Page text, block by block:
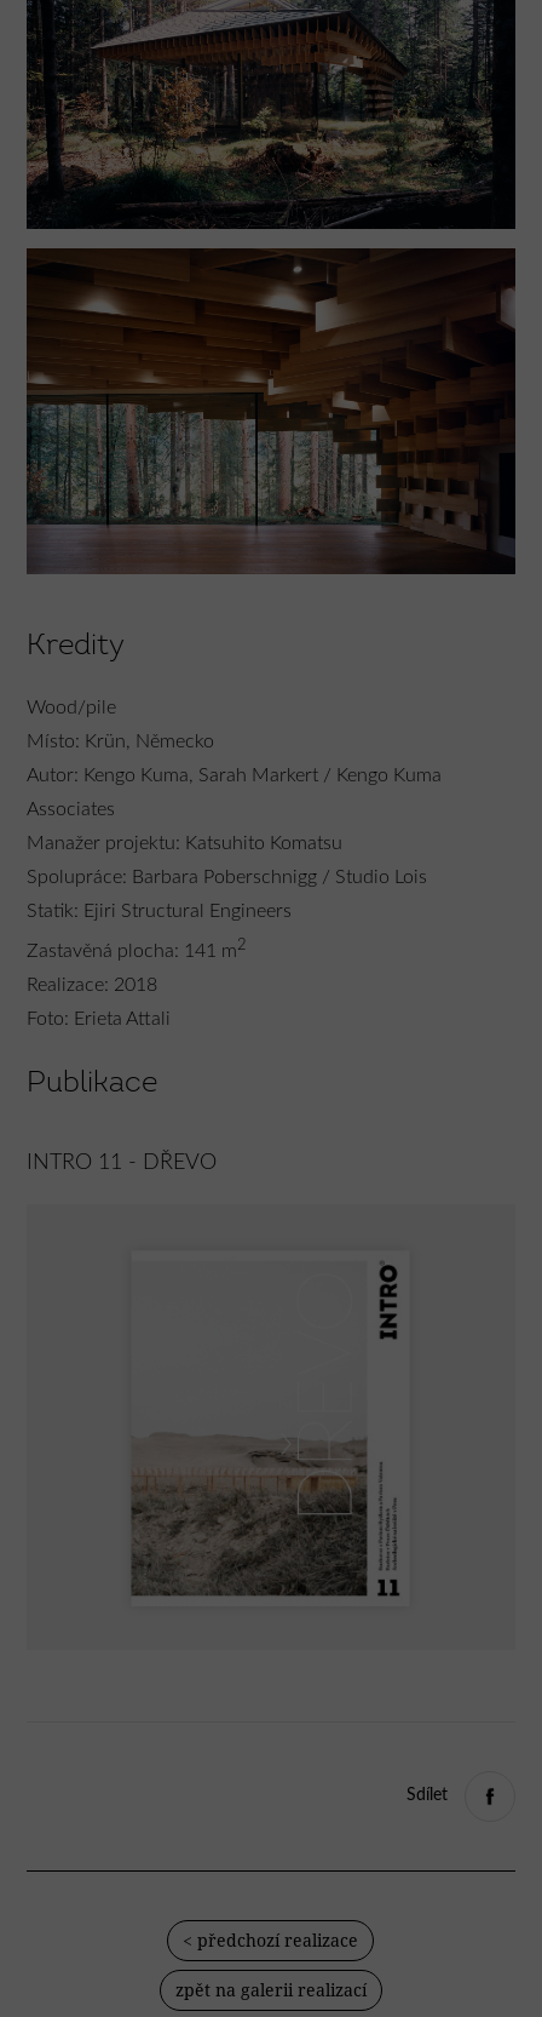
životů a kultury obecně. Navíc tradice stavění domů
ze dřeva je v Japonsku velice silná. K výstavbě byly
vybrány jedle, které rostly přímo na pozemku. Jejich
kmeny byly nařezány na 1 550 fošen o tloušťce 30
mm a ty pak byly na první pohled nahodile jako
tyčinky mikáda uspořádány tak, že vytvořily nosnou
konstrukci. Tímto efektem chtěli architekti docílit
propojení obou měřítek, která se zde setkávala –
velkého lesa a malé architektury. Fošny na stropě
rozptylují sluneční paprsky podobně jako větve
vzrostlých stromů v hlubokém lese. Japonci mají pro
tento jev speciální označení „komorebi“.
Kredity
Wood/pile
Místo: Krün, Německo
Autor: Kengo Kuma, Sarah Markert / Kengo Kuma
Associates
Manažer projektu: Katsuhito Komatsu
Spolupráce: Barbara Poberschnigg / Studio Lois
Statik: Ejiri Structural Engineers
Zastavěná plocha: 141 m2
Realizace: 2018
Foto: Erieta Attali
Publikace
INTRO 11 - DŘEVO
Sdílet
< předchozí realizace
zpět na galerii realizací